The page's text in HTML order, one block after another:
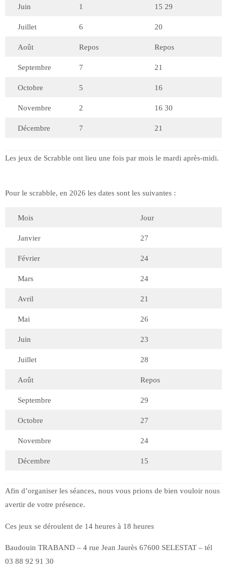
Juin 1 15 29
Juillet 6 20
Août Repos Repos
Septembre 7 21
Octobre 5 16
Novembre 2 16 30
Décembre 7 21
Les jeux de Scrabble ont lieu une fois par mois le mardi après-midi.
Pour le scrabble, en 2026 les dates sont les suivantes :
Mois Jour
Janvier 27
Février 24
Mars 24
Avril 21
Mai 26
Juin 23
Juillet 28
Août Repos
Septembre 29
Octobre 27
Novembre 24
Décembre 15
Afin d’organiser les séances, nous vous prions de bien vouloir nous
avertir de votre présence.
Ces jeux se déroulent de 14 heures à 18 heures
Baudouin TRABAND – 4 rue Jean Jaurès 67600 SELESTAT – tél
03 88 92 91 30